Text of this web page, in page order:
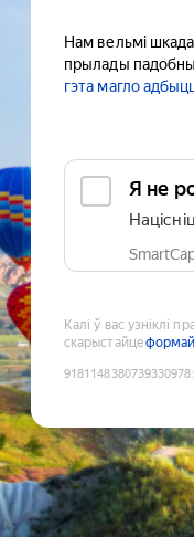
Нам вельмі
прылады
гэта магло
Я не
Калі ў вас узніклі
скарыстайцеформай
9181148380739330978: